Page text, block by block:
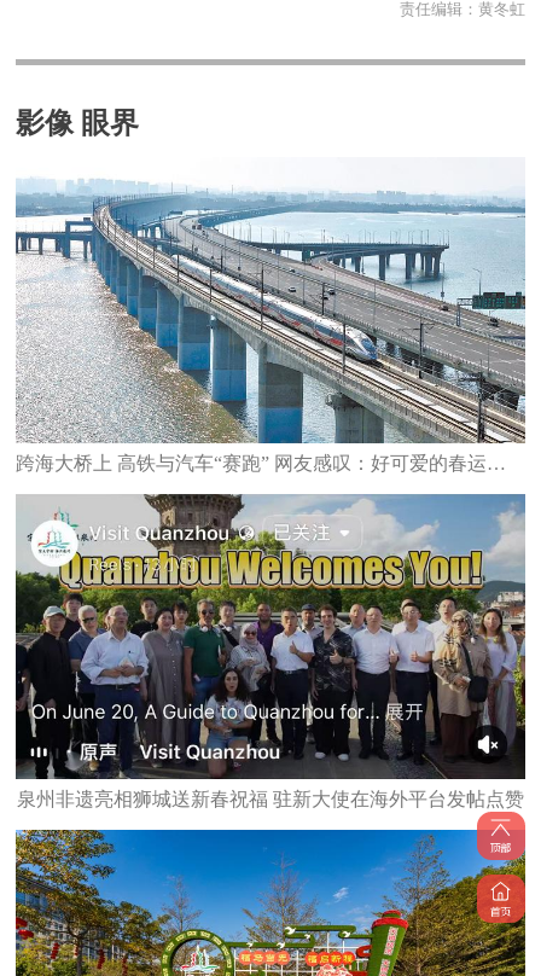
责任编辑： 黄冬虹
影像 眼界
跨海大桥上 高铁与汽车“赛跑” 网友感叹：好可爱的春运图景
泉州非遗亮相狮城送新春祝福 驻新大使在海外平台发帖点赞